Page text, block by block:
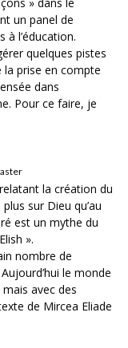
un panel de
à l’éducation.
quelques pistes
prise en compte
dans
Pour ce faire, je
la création du
sur Dieu qu’au
est un mythe du
».
nombre de
le monde
avec des
de Mircea Eliade